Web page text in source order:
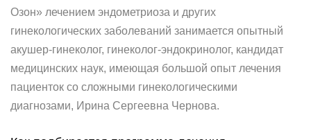
Озон» лечением эндометриоза и других
гинекологических заболеваний занимается опытный
акушер-гинеколог, гинеколог-эндокринолог, кандидат
медицинских наук, имеющая большой опыт лечения
пациенток со сложными гинекологическими
диагнозами, Ирина Сергеевна Чернова.